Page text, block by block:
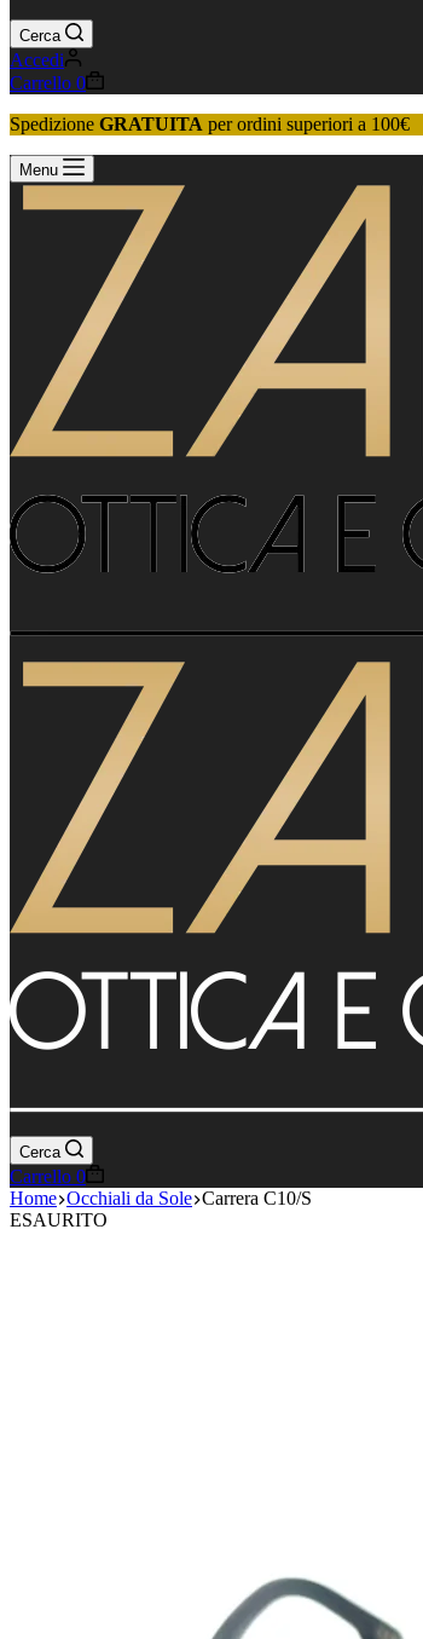
Cerca
Accedi
Carrello 0
Spedizione GRATUITA per ordini superiori a 100€
Menu
Cerca
Carrello 0
Home Occhiali da Sole Carrera C10/S
ESAURITO